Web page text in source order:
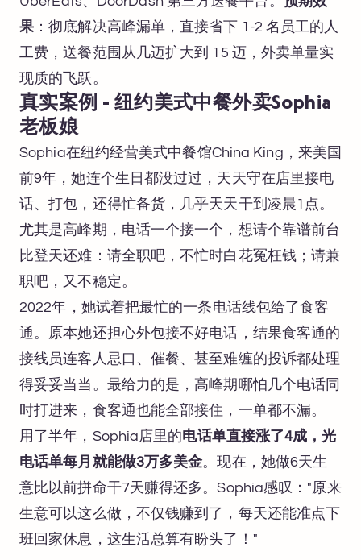
果：彻底解决高峰漏单，直接省下 1-2 名员工的人
工费，送餐范围从几迈扩大到 15 迈，外卖单量实
现质的飞跃。
真实案例 - 纽约美式中餐外卖Sophia
老板娘
Sophia在纽约经营美式中餐馆China King，来美国
前9年，她连个生日都没过过，天天守在店里接电
话、打包，还得忙备货，几乎天天干到凌晨1点。
尤其是高峰期，电话一个接一个，想请个靠谱前台
比登天还难：请全职吧，不忙时白花冤枉钱；请兼
职吧，又不稳定。
2022年，她试着把最忙的一条电话线包给了食客
通。原本她还担心外包接不好电话，结果食客通的
接线员连客人忌口、催餐、甚至难缠的投诉都处理
得妥妥当当。最给力的是，高峰期哪怕几个电话同
时打进来，食客通也能全部接住，一单都不漏。
用了半年，Sophia店里的电话单直接涨了4成，光
电话单每月就能做3万多美金。现在，她做6天生
意比以前拼命干7天赚得还多。Sophia感叹："原来
生意可以这么做，不仅钱赚到了，每天还能准点下
班回家休息，这生活总算有盼头了！"